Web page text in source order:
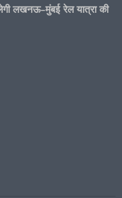
लखनऊ–मुंबई रेल यात्रा की